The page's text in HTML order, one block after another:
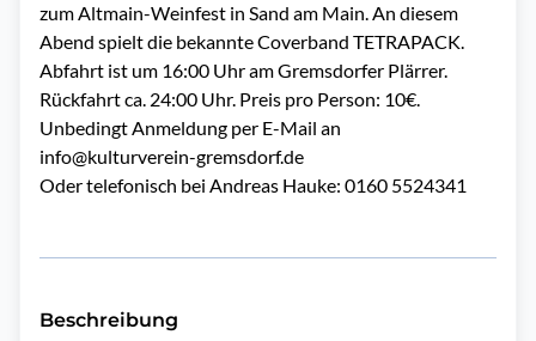
zum Altmain-Weinfest in Sand am Main. An diesem
Abend spielt die bekannte Coverband TETRAPACK.
Abfahrt ist um 16:00 Uhr am Gremsdorfer Plärrer.
Rückfahrt ca. 24:00 Uhr. Preis pro Person: 10€.
Unbedingt Anmeldung per E-Mail an
info@kulturverein-gremsdorf.de
Oder telefonisch bei Andreas Hauke: 0160 5524341
Beschreibung